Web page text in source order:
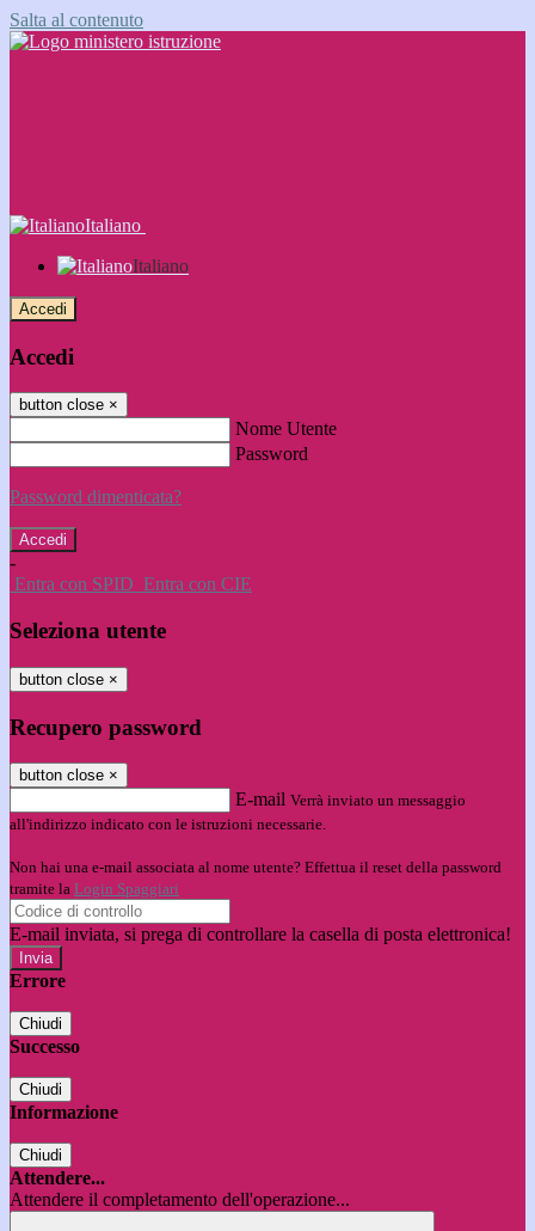
Salta al contenuto
Italiano
Italiano
Accedi
Accedi
button close ×
Nome Utente
Password
Password dimenticata?
-
Entra con SPID Entra con CIE
Seleziona utente
button close ×
Recupero password
button close ×
E-mail Verrà inviato un messaggio
all'indirizzo indicato con le istruzioni necessarie.
Non hai una e-mail associata al nome utente? Effettua il reset della password
tramite la Login Spaggiari
E-mail inviata, si prega di controllare la casella di posta elettronica!
Errore
Chiudi
Successo
Chiudi
Informazione
Chiudi
Attendere...
Attendere il completamento dell'operazione...